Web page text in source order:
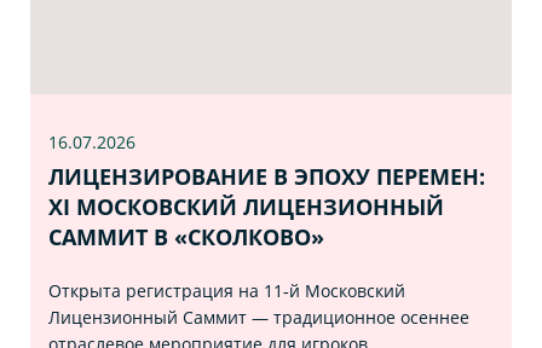
16.07.2026
ЛИЦЕНЗИРОВАНИЕ В ЭПОХУ ПЕРЕМЕН:
XI МОСКОВСКИЙ ЛИЦЕНЗИОННЫЙ
САММИТ В «СКОЛКОВО»
Открыта регистрация на 11‑й Московский
Лицензионный Саммит — традиционное осеннее
отраслевое мероприятие для игроков